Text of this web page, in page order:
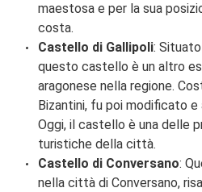
maestosa e per la sua
costa.
Castello di Gallipoli:
questo castello è un altro
aragonese nella regione.
Bizantini, fu poi modificato
Oggi, il castello è una delle
turistiche della città.
Castello di Conversano:
nella città di Conversano,